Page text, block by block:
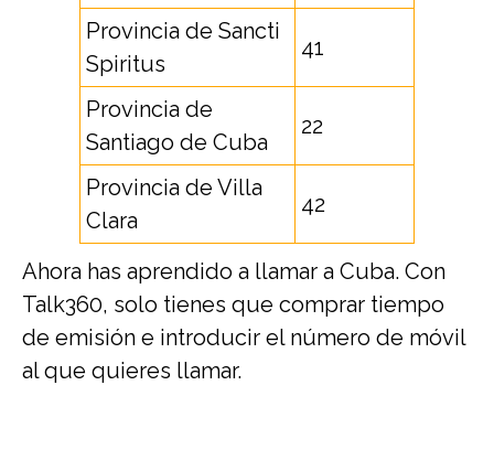
Provincia de Sancti
Spiritus
41
Provincia de
Santiago de Cuba
22
Provincia de Villa
Clara
42
Ahora has aprendido a llamar a Cuba. Con
Talk360, solo tienes que comprar tiempo
de emisión e introducir el número de móvil
al que quieres llamar.